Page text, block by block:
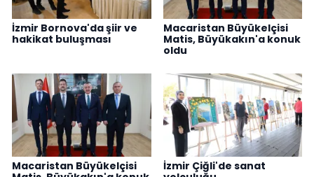
İzmir Bornova'da şiir ve
hakikat buluşması
Macaristan Büyükelçisi
Matis, Büyükakın'a konuk
oldu
Macaristan Büyükelçisi
İzmir Çiğli'de sanat